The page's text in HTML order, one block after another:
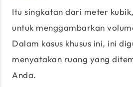
Itu singkatan dari meter
untuk menggambarkan
Dalam kasus khusus ini, ini
menyatakan ruang yang
Anda.